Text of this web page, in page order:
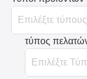
τύπος